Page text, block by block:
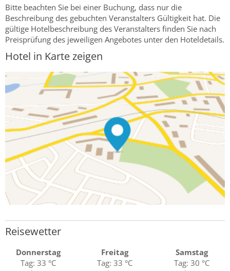
Bitte beachten Sie bei einer Buchung, dass nur die
Beschreibung des gebuchten Veranstalters Gültigkeit hat. Die
gültige Hotelbeschreibung des Veranstalters finden Sie nach
Preisprüfung des jeweiligen Angebotes unter den Hoteldetails.
Hotel in Karte zeigen
Reisewetter
Donnerstag
Tag: 33 °C
Freitag
Tag: 33 °C
Samstag
Tag: 30 °C